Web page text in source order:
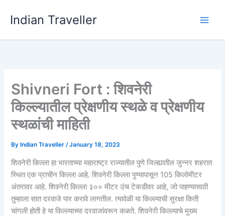
Indian Traveller
Shivneri Fort : शिवनेरी
किल्ल्यातील प्रेक्षणीय स्थळे व प्रेक्षणीय
स्थळांची माहिती
By Indian Traveller/January 18, 2023
शिवनेरी किल्ला हा भारताच्या महाराष्ट्र राज्यातील पुणे जिल्ह्यातील जुन्नर शहरात
स्थित एक प्राचीन किल्ला आहे. शिवनेरी किल्ला पुण्यापासून 105 किलोमीटर
अंतरावर आहे. शिवनेरी किल्ला ३०० मीटर उंच टेकडीवर आहे, जो पाहण्यासाठी
तुम्हाला सात दरवाजे पार करावे लागतील. त्यावेळी या किल्ल्याची सुरक्षा किती
चांगली होती हे या किल्ल्याच्या दरवाजांवरून कळते. शिवनेरी किल्ल्याचे मुख्य